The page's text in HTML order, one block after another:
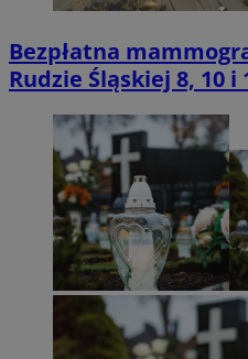
Bezpłatna
Rudzie Śląskiej 8, 10 i